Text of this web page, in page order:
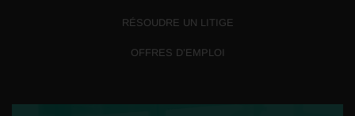
RÉSOUDRE UN LITIGE
OFFRES D’EMPLOI